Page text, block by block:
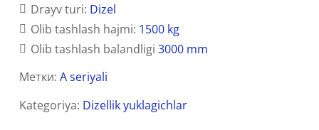
Drayv turi: Dizel
Olib tashlash hajmi: 1500 kg
Olib tashlash balandligi3000 mm
Метки: A seriyali
Kategoriya: Dizellik yuklagichlar